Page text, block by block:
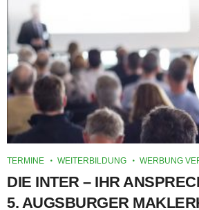
TERMINE WEITERBILDUNG WERBUNG
DIE INTER – IHR
5. AUGSBURGER